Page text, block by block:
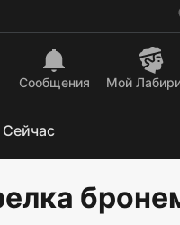
Сообщения Mой